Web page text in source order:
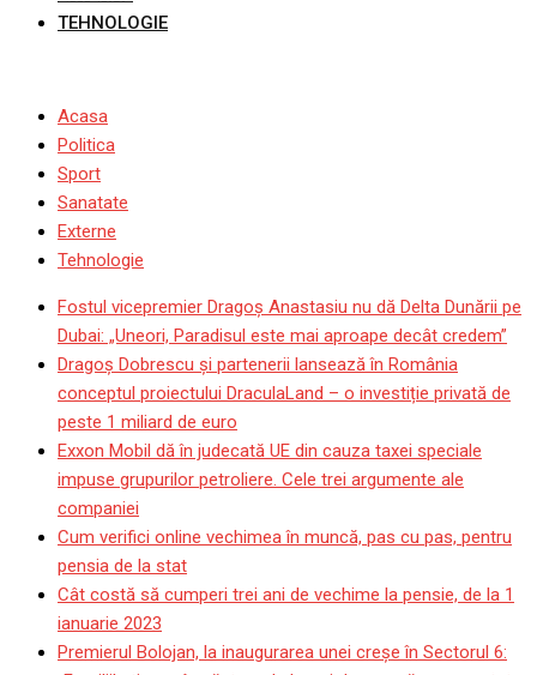
TEHNOLOGIE
Acasa
Politica
Sport
Sanatate
Externe
Tehnologie
Fostul vicepremier Dragoș Anastasiu nu dă Delta Dunării pe
Dubai: „Uneori, Paradisul este mai aproape decât credem”
Dragoş Dobrescu şi partenerii lansează în România
conceptul proiectului DraculaLand – o investiție privată de
peste 1 miliard de euro
Exxon Mobil dă în judecată UE din cauza taxei speciale
impuse grupurilor petroliere. Cele trei argumente ale
companiei
Cum verifici online vechimea în muncă, pas cu pas, pentru
pensia de la stat
Cât costă să cumperi trei ani de vechime la pensie, de la 1
ianuarie 2023
Premierul Bolojan, la inaugurarea unei creșe în Sectorul 6: